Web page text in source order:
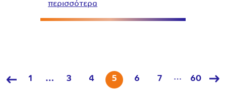
περισσότερα
1 … 3 4 5 6 7 … 60